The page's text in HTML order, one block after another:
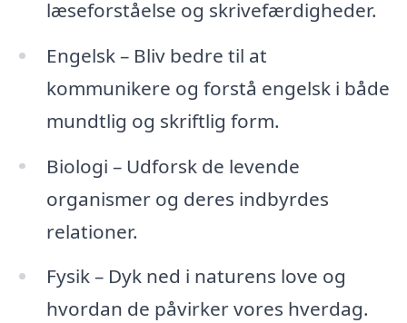
læseforståelse og skrivefærdigheder.
Engelsk – Bliv bedre til at
kommunikere og forstå engelsk i både
mundtlig og skriftlig form.
Biologi – Udforsk de levende
organismer og deres indbyrdes
relationer.
Fysik – Dyk ned i naturens love og
hvordan de påvirker vores hverdag.